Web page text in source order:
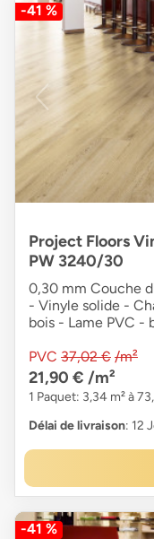
-41 %
Project Floors
PW 3240/30
0,30 mm Couche
- Vinyle solide -
bois - Lame PVC -
PVC 37,02 € /m²
21,90 € /m²
1 Paquet: 3,34 m² à
Délai de livraison: 12
-41 %